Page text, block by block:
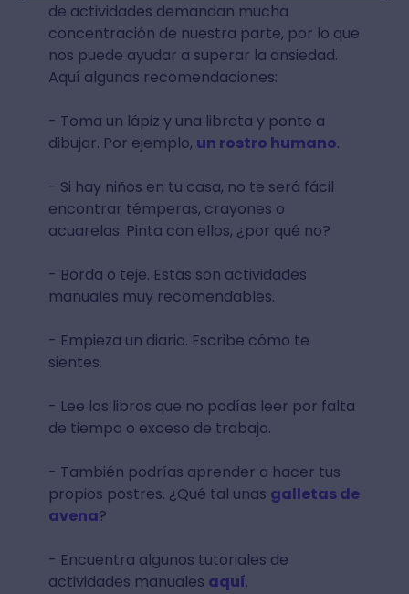
de actividades demandan mucha
concentración de nuestra parte, por lo que
nos puede ayudar a superar la ansiedad.
Aquí algunas recomendaciones:
- Toma un lápiz y una libreta y ponte a
dibujar. Por ejemplo, un rostro humano.
- Si hay niños en tu casa, no te será fácil
encontrar témperas, crayones o
acuarelas. Pinta con ellos, ¿por qué no?
- Borda o teje. Estas son actividades
manuales muy recomendables.
- Empieza un diario. Escribe cómo te
sientes.
- Lee los libros que no podías leer por falta
de tiempo o exceso de trabajo.
- También podrías aprender a hacer tus
propios postres. ¿Qué tal unas galletas de
avena?
- Encuentra algunos tutoriales de
actividades manuales aquí.